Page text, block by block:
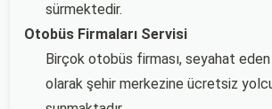
sürmektedir.
Otobüs Firmaları Servisi
Birçok otobüs firması, seyahat
olarak şehir merkezine ücretsiz